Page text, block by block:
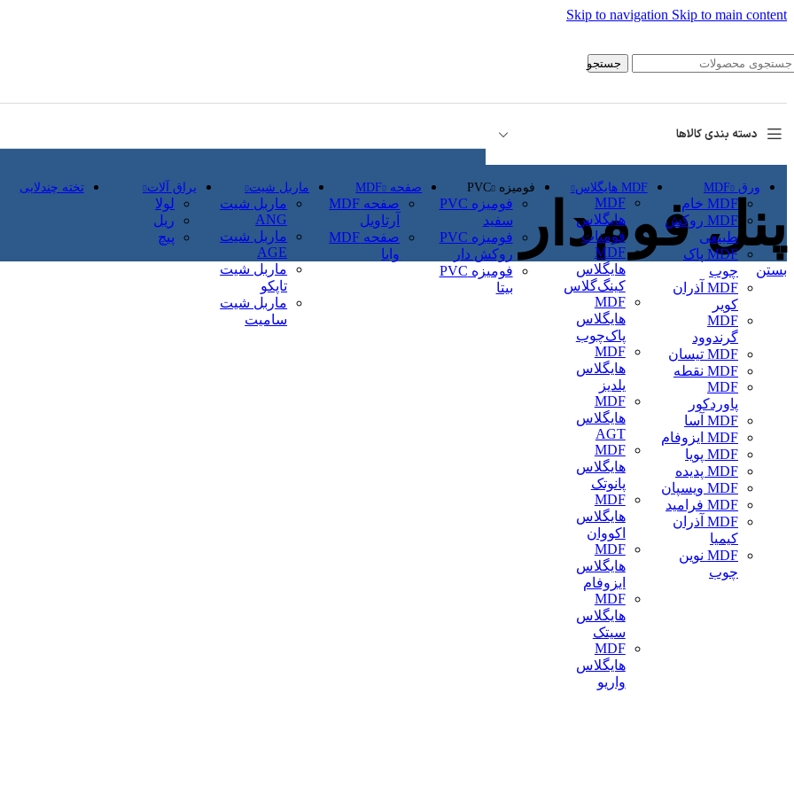
Skip to navigation Skip to main content
جستجو
دسته بندی کالاها
ورق MDF
MDF خام
MDF روکش
طبیعی
MDF پاک
چوب
MDF آذران
کویر
MDF
گرند‌وود
MDF تیسان
MDF نقطه
MDF
پاور‌دکور
MDF آسا
MDF ایزوفام
MDF پویا
MDF پدیده
MDF ویسپان
MDF فرامید
MDF آذران
کیمیا
MDF نوین
چوب
MDF هایگلاس
MDF
هایگلاس
فومنات
MDF
هایگلاس
کینگ‌گلاس
MDF
هایگلاس
پاک‌چوب
MDF
هایگلاس
یلدیز
MDF
هایگلاس
AGT
MDF
هایگلاس
پانوتک
MDF
هایگلاس
اکووان
MDF
هایگلاس
ایزوفام
MDF
هایگلاس
سیتک
MDF
هایگلاس
واریو
فومیزه PVC
فومیزه PVC
سفید
فومیزه PVC
روکش دار
فومیزه PVC
بیتا
صفحه MDF
صفحه MDF
آرتاویل
صفحه MDF
وایا
ماربل شیت
ماربل شیت
ANG
ماربل شیت
AGE
ماربل شیت
تاپکو
ماربل شیت
سامیت
یراق آلات
لولا
ریل
پیچ
تخته چندلایی
پنل فوم‌دار
بستن